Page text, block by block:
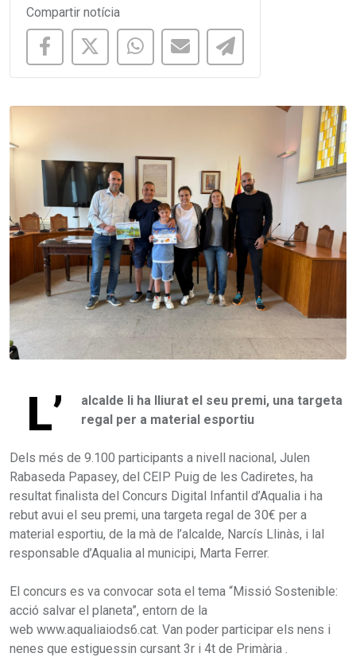
Compartir notícia
L’
alcalde li ha lliurat el seu premi, una targeta
regal per a material esportiu
Dels més de 9.100 participants a nivell nacional, Julen
Rabaseda Papasey, del CEIP Puig de les Cadiretes, ha
resultat finalista del Concurs Digital Infantil d’Aqualia i ha
rebut avui el seu premi, una targeta regal de 30€ per a
material esportiu, de la mà de l’alcalde, Narcís Llinàs, i lal
responsable d’Aqualia al municipi, Marta Ferrer.
El concurs es va convocar sota el tema “Missió Sostenible:
acció salvar el planeta”, entorn de la
web www.aqualiaiods6.cat. Van poder participar els nens i
nenes que estiguessin cursant 3r i 4t de Primària .